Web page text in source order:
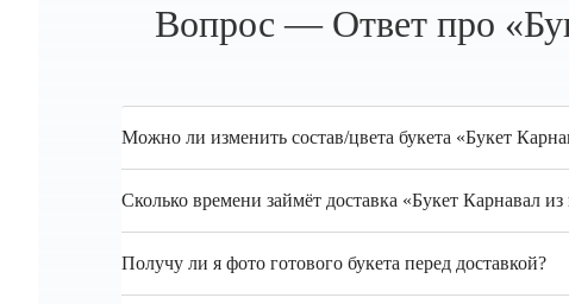
Вопрос — Ответ про
Можно ли изменить состав/цвета букета «Букет
Сколько времени займёт доставка «Букет Карнавал
Получу ли я фото готового букета перед доставкой?